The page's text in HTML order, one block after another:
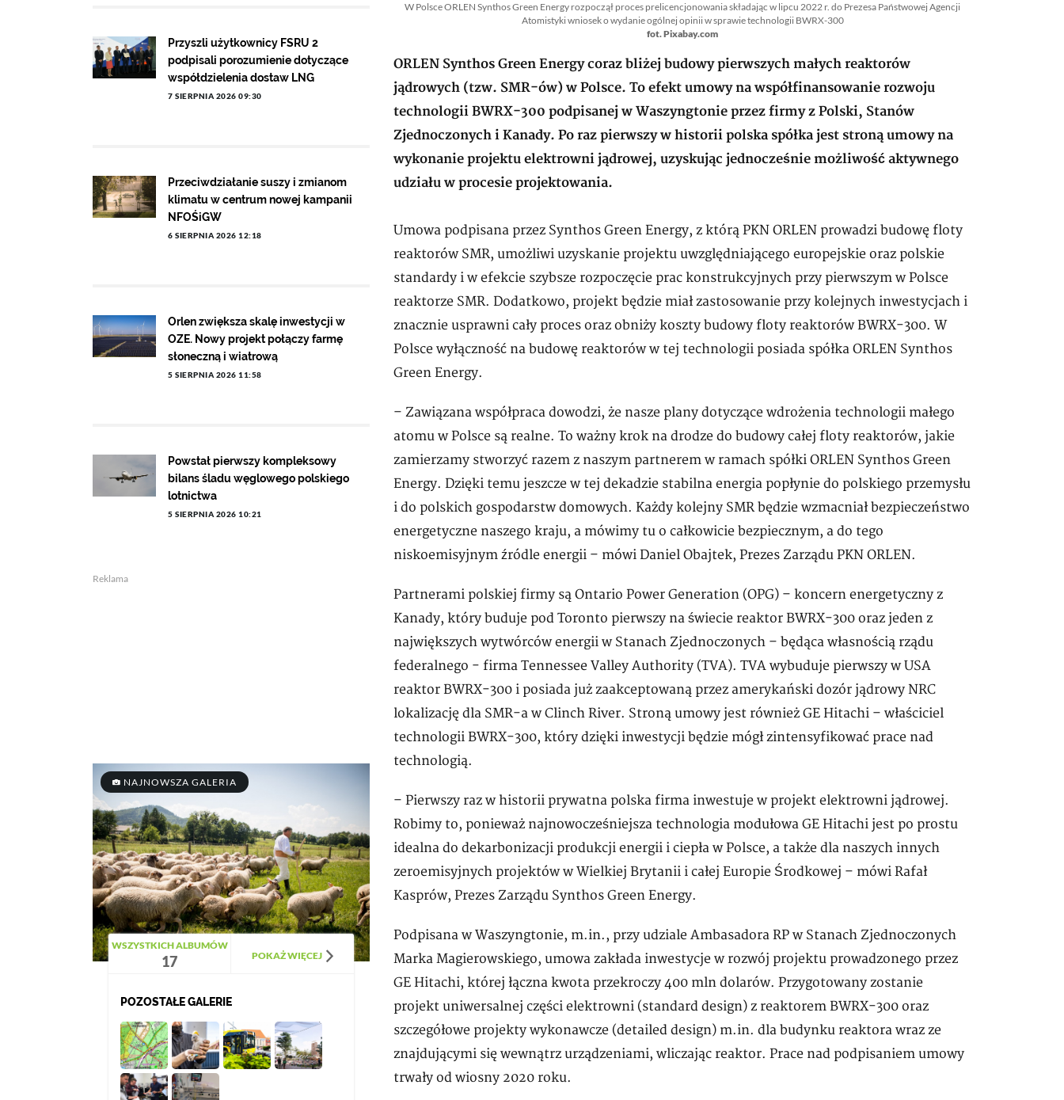
W Polsce ORLEN Synthos Green Energy rozpoczął proces prelicencjonowania składając w lipcu 2022 r. do Prezesa Państwowej Agencji
Atomistyki wniosek o wydanie ogólnej opinii w sprawie technologii BWRX-300
fot. Pixabay.com
ORLEN Synthos Green Energy coraz bliżej budowy pierwszych małych reaktorów
jądrowych (tzw. SMR-ów) w Polsce. To efekt umowy na współfinansowanie rozwoju
technologii BWRX-300 podpisanej w Waszyngtonie przez firmy z Polski, Stanów
Zjednoczonych i Kanady. Po raz pierwszy w historii polska spółka jest stroną umowy na
wykonanie projektu elektrowni jądrowej, uzyskując jednocześnie możliwość aktywnego
udziału w procesie projektowania.
Umowa podpisana przez Synthos Green Energy, z którą PKN ORLEN prowadzi budowę floty
reaktorów SMR, umożliwi uzyskanie projektu uwzględniającego europejskie oraz polskie
standardy i w efekcie szybsze rozpoczęcie prac konstrukcyjnych przy pierwszym w Polsce
reaktorze SMR. Dodatkowo, projekt będzie miał zastosowanie przy kolejnych inwestycjach i
znacznie usprawni cały proces oraz obniży koszty budowy floty reaktorów BWRX-300. W
Polsce wyłączność na budowę reaktorów w tej technologii posiada spółka ORLEN Synthos
Green Energy.
– Zawiązana współpraca dowodzi, że nasze plany dotyczące wdrożenia technologii małego
atomu w Polsce są realne. To ważny krok na drodze do budowy całej floty reaktorów, jakie
zamierzamy stworzyć razem z naszym partnerem w ramach spółki ORLEN Synthos Green
Energy. Dzięki temu jeszcze w tej dekadzie stabilna energia popłynie do polskiego przemysłu
i do polskich gospodarstw domowych. Każdy kolejny SMR będzie wzmacniał bezpieczeństwo
energetyczne naszego kraju, a mówimy tu o całkowicie bezpiecznym, a do tego
niskoemisyjnym źródle energii – mówi Daniel Obajtek, Prezes Zarządu PKN ORLEN.
Partnerami polskiej firmy są Ontario Power Generation (OPG) – koncern energetyczny z
Kanady, który buduje pod Toronto pierwszy na świecie reaktor BWRX-300 oraz jeden z
największych wytwórców energii w Stanach Zjednoczonych – będąca własnością rządu
federalnego - firma Tennessee Valley Authority (TVA). TVA wybuduje pierwszy w USA
reaktor BWRX-300 i posiada już zaakceptowaną przez amerykański dozór jądrowy NRC
lokalizację dla SMR-a w Clinch River. Stroną umowy jest również GE Hitachi – właściciel
technologii BWRX-300, który dzięki inwestycji będzie mógł zintensyfikować prace nad
technologią.
– Pierwszy raz w historii prywatna polska firma inwestuje w projekt elektrowni jądrowej.
Robimy to, ponieważ najnowocześniejsza technologia modułowa GE Hitachi jest po prostu
idealna do dekarbonizacji produkcji energii i ciepła w Polsce, a także dla naszych innych
zeroemisyjnych projektów w Wielkiej Brytanii i całej Europie Środkowej – mówi Rafał
Kasprów, Prezes Zarządu Synthos Green Energy.
Podpisana w Waszyngtonie, m.in., przy udziale Ambasadora RP w Stanach Zjednoczonych
Marka Magierowskiego, umowa zakłada inwestycje w rozwój projektu prowadzonego przez
GE Hitachi, której łączna kwota przekroczy 400 mln dolarów. Przygotowany zostanie
projekt uniwersalnej części elektrowni (standard design) z reaktorem BWRX-300 oraz
szczegółowe projekty wykonawcze (detailed design) m.in. dla budynku reaktora wraz ze
znajdującymi się wewnątrz urządzeniami, wliczając reaktor. Prace nad podpisaniem umowy
trwały od wiosny 2020 roku.
Przyszli użytkownicy FSRU 2
podpisali porozumienie dotyczące
współdzielenia dostaw LNG
7 SIERPNIA 2026 09:30
Przeciwdziałanie suszy i zmianom
klimatu w centrum nowej kampanii
NFOŚiGW
6 SIERPNIA 2026 12:18
Orlen zwiększa skalę inwestycji w
OZE. Nowy projekt połączy farmę
słoneczną i wiatrową
5 SIERPNIA 2026 11:58
Powstał pierwszy kompleksowy
bilans śladu węglowego polskiego
lotnictwa
5 SIERPNIA 2026 10:21
Reklama
NAJNOWSZA GALERIA
WSZYSTKICH ALBUMÓW
17 POKAŻ WIĘCEJ
POZOSTAŁE GALERIE